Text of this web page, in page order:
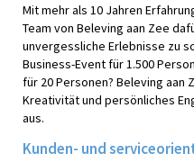
Mit mehr als 10 Jahren
Team von Beleving aan Zee
unvergessliche Erlebnisse zu
Business-Event für 1.500
für 20 Personen? Beleving aan
Kreativität und persönliches
aus.
Kunden- und